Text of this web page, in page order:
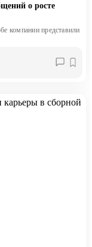
о росте
компании представили